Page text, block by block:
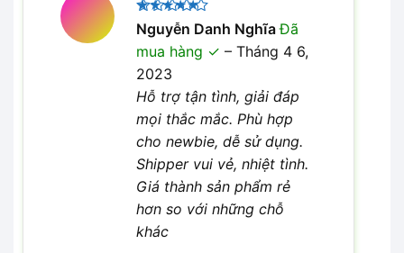
Được xếp
hạng 5
sao
Nguyễn Danh NghĩaĐã
mua hàng
– Tháng 4 6,
2023
Hỗ trợ tận tình, giải đáp
mọi thắc mắc. Phù hợp
cho newbie, dễ sử dụng.
Shipper vui vẻ, nhiệt tình.
Giá thành sản phẩm rẻ
hơn so với những chỗ
khác